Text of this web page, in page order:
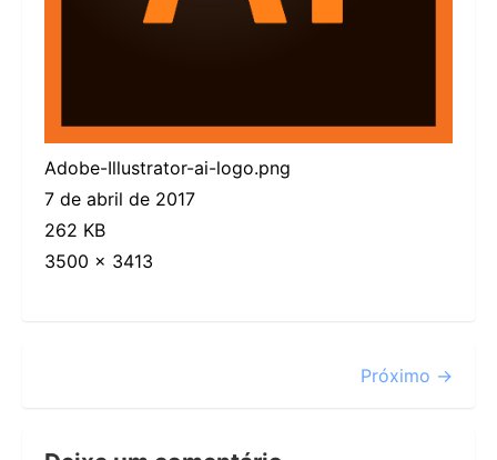
Adobe-Illustrator-ai-logo.png
7 de abril de 2017
262 KB
3500 × 3413
Próximo →